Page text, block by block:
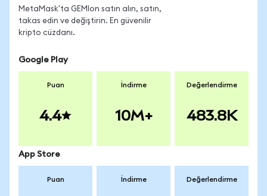
MetaMask'ta GEMIon satın alın, satın,
takas edin ve değiştirin. En güvenilir
kripto cüzdanı.
Google Play
Puan
4.4
İndirme
10M+
Değerlendirme
483.8K
App Store
Puan İndirme Değerlendirme